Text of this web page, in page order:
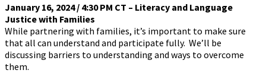
January 16, 2024 / 4:30 PM CT – Literacy and Language
Justice with Families
While partnering with families, it’s important to make sure
that all can understand and participate fully. We’ll be
discussing barriers to understanding and ways to overcome
them.